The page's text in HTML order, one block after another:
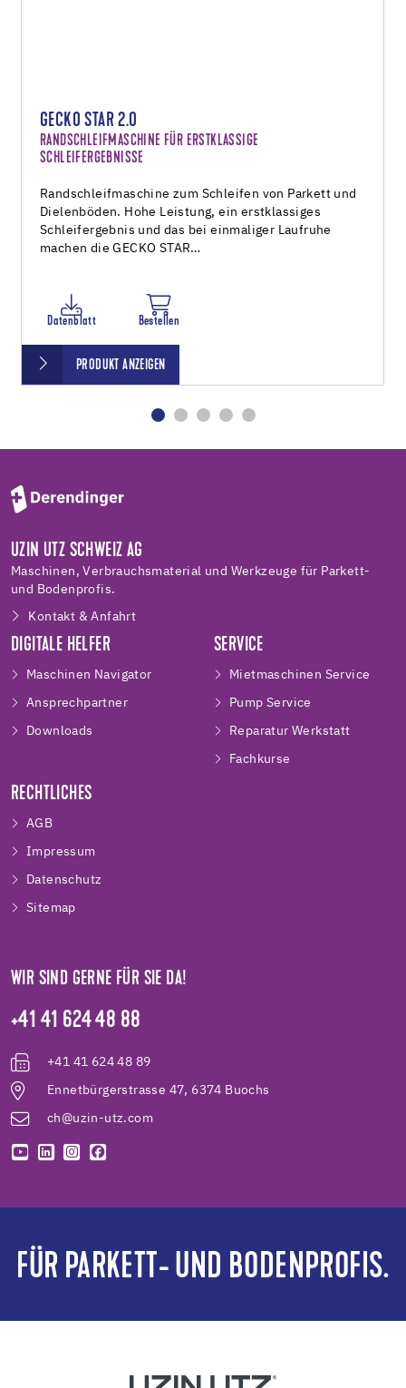
GECKO STAR 2.0
RANDSCHLEIFMASCHINE FÜR ERSTKLASSIGE
SCHLEIFERGEBNISSE
Randschleifmaschine zum Schleifen von Parkett und
Dielenböden. Hohe Leistung, ein erstklassiges
Schleifergebnis und das bei einmaliger Laufruhe
machen die GECKO STAR…
Datenblatt Bestellen
PRODUKT ANZEIGEN
UZIN UTZ SCHWEIZ AG
Maschinen, Verbrauchsmaterial und Werkzeuge für Parkett-
und Bodenprofis.
Kontakt & Anfahrt
DIGITALE HELFER
Maschinen Navigator
Ansprechpartner
Downloads
SERVICE
Mietmaschinen Service
Pump Service
Reparatur Werkstatt
Fachkurse
RECHTLICHES
AGB
Impressum
Datenschutz
Sitemap
WIR SIND GERNE FÜR SIE DA!
+41 41 624 48 88
+41 41 624 48 89
Ennetbürgerstrasse 47, 6374 Buochs
ch@uzin-utz.com
FÜR PARKETT- UND BODENPROFIS.